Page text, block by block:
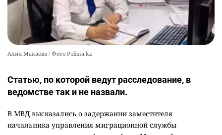
Алия Макаева / Фото Polisia.kz
Статью, по которой ведут расследование, в
ведомстве так и не назвали.
В МВД высказались о задержании заместителя
начальника управления миграционной службы